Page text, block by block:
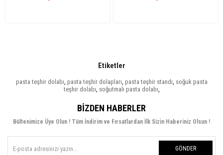
Etiketler
pasta teşhir dolabı, pasta teşhir dolapları, pasta teşhir standı, soğuk pasta
teşhir dolabı, soğutmalı pasta dolabı,
BIZDEN HABERLER
Bültenimize Üye Olun ! Tüm İndirim ve Fırsatlardan İlk Sizin Haberiniz Olsun !
GÖNDER